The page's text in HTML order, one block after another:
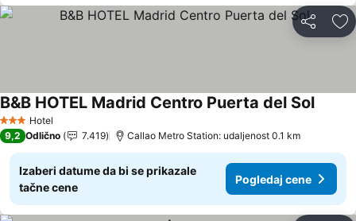
Deli
3 Zvezdice
Hotel
B&B HOTEL Madrid Centro Puerta del Sol
9,2 Odlično 7.419 Callao Metro Station: udaljenost 0.1 km
Izaberi datume da bi se prikazale
tačne cene
Pogledaj cene